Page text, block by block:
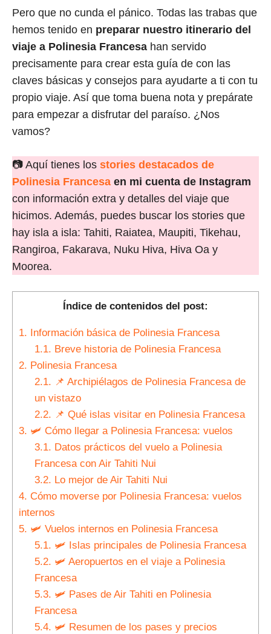
Pero que no cunda el pánico. Todas las trabas que
hemos tenido en preparar nuestro itinerario del
viaje a Polinesia Francesa han servido
precisamente para crear esta guía de con las
claves básicas y consejos para ayudarte a ti con tu
propio viaje. Así que toma buena nota y prepárate
para empezar a disfrutar del paraíso. ¿Nos
vamos?
📷 Aquí tienes los stories destacados de
Polinesia Francesa en mi cuenta de Instagram
con información extra y detalles del viaje que
hicimos. Además, puedes buscar los stories que
hay isla a isla: Tahiti, Raiatea, Maupiti, Tikehau,
Rangiroa, Fakarava, Nuku Hiva, Hiva Oa y
Moorea.
Índice de contenidos del post:
1. Información básica de Polinesia Francesa
1.1. Breve historia de Polinesia Francesa
2. Polinesia Francesa
2.1. 📌 Archipiélagos de Polinesia Francesa de
un vistazo
2.2. 📌 Qué islas visitar en Polinesia Francesa
3. 🛩 Cómo llegar a Polinesia Francesa: vuelos
3.1. Datos prácticos del vuelo a Polinesia
Francesa con Air Tahiti Nui
3.2. Lo mejor de Air Tahiti Nui
4. Cómo moverse por Polinesia Francesa: vuelos
internos
5. 🛩 Vuelos internos en Polinesia Francesa
5.1. 🛩 Islas principales de Polinesia Francesa
5.2. 🛩 Aeropuertos en el viaje a Polinesia
Francesa
5.3. 🛩 Pases de Air Tahiti en Polinesia
Francesa
5.4. 🛩 Resumen de los pases y precios